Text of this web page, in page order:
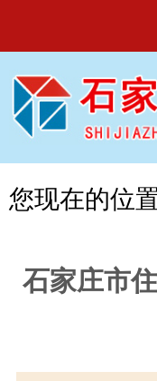
您现在的位置
石家庄市